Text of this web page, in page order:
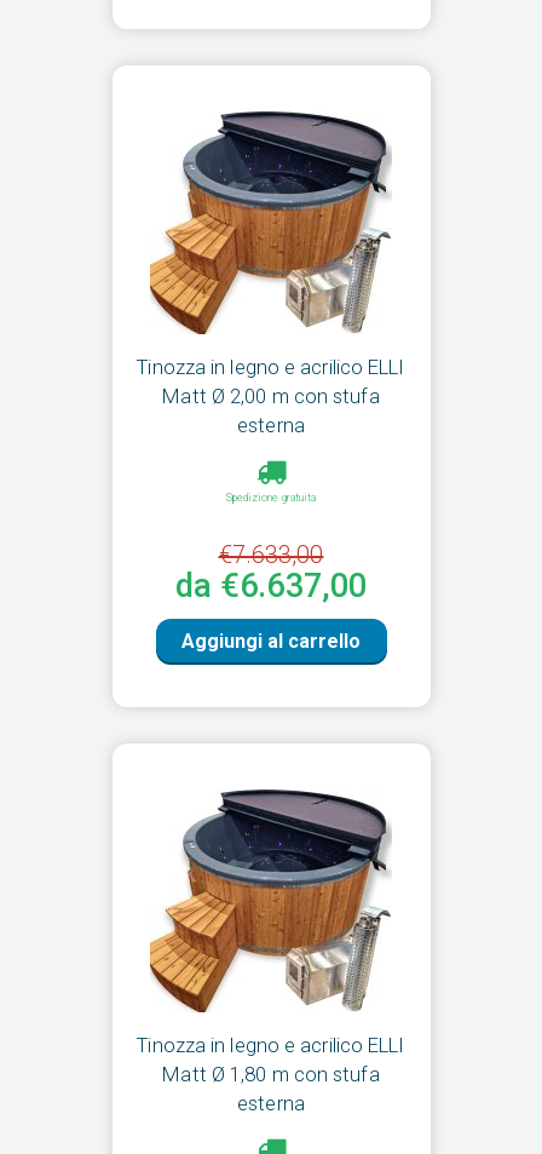
Tinozza in legno e acrilico ELLI
Matt Ø 2,00 m con stufa
esterna
Spedizione gratuita
€7.633,00
da €6.637,00
Aggiungi al carrello
Tinozza in legno e acrilico ELLI
Matt Ø 1,80 m con stufa
esterna